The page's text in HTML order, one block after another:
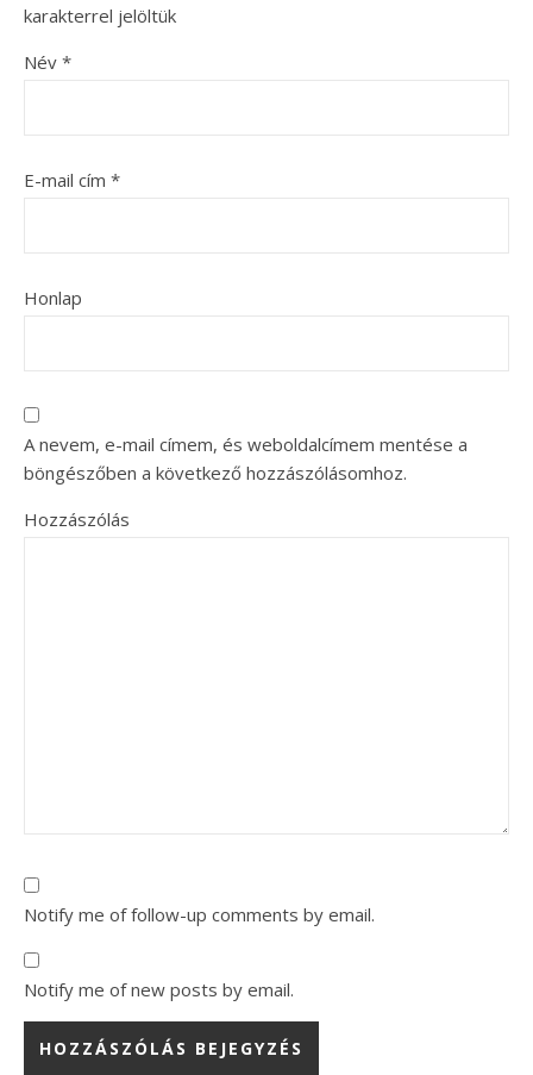
karakterrel jelöltük
Név *
E-mail cím *
Honlap
A nevem, e-mail címem, és weboldalcímem mentése a
böngészőben a következő hozzászólásomhoz.
Hozzászólás
Notify me of follow-up comments by email.
Notify me of new posts by email.